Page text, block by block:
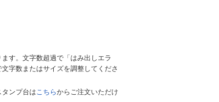
す。文字数超過で「はみ出しエラ
字数またはサイズを調整してくださ
ンプ台はこちらからご注文いただけ